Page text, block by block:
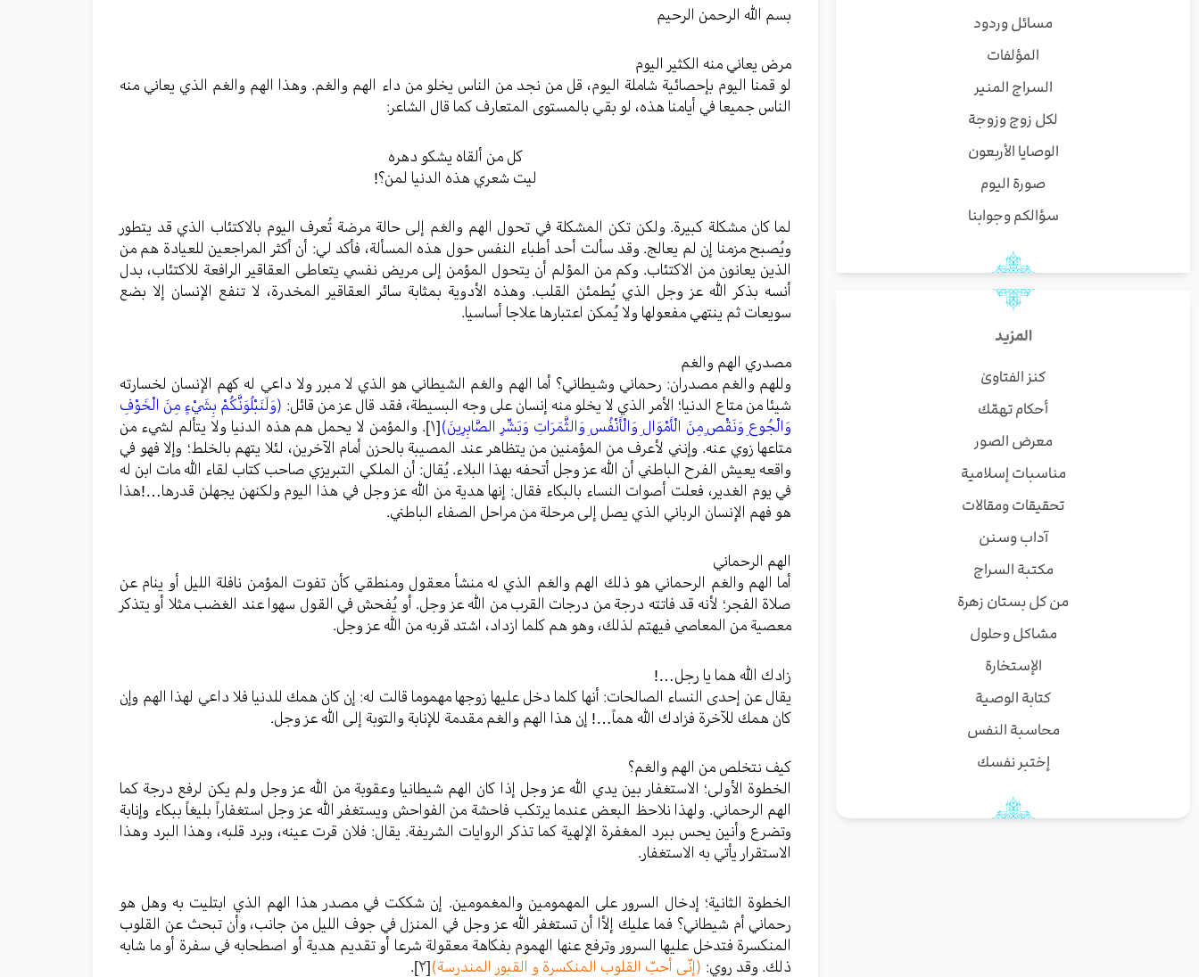
مسائل وردود
المؤلفات
السراج المنير
لكل زوج وزوجة
الوصايا الأربعون
صورة اليوم
سؤالكم وجوابنا
المزيد
كنز الفتاوىٰ
أحكام تهمّك
معرض الصور
مناسبات إسلامية
تحقيقات ومقالات
آداب وسنن
مكتبة السراج
من كل بستان زهرة
مشاكل وحلول
الإستخارة
كتابة الوصية
محاسبة النفس
إختبر نفسك
بسم الله الرحمن الرحيم
مرض يعاني منه الكثير اليوم
لو قمنا اليوم بإحصائية شاملة اليوم، قل من نجد من الناس يخلو من داء الهم والغم. وهذا الهم والغم الذي يعاني منه
الناس جميعا في أيامنا هذه، لو بقي بالمستوى المتعارف كما قال الشاعر:
كل من ألقاه يشكو دهره
ليت شعري هذه الدنيا لمن؟!
لما كان مشكلة كبيرة. ولكن تكن المشكلة في تحول الهم والغم إلى حالة مرضة تُعرف اليوم بالاكتئاب الذي قد يتطور
ويُصبح مزمنا إن لم يعالج. وقد سألت أحد أطباء النفس حول هذه المسألة، فأكد لي: أن أكثر المراجعين للعيادة هم من
الذين يعانون من الاكتئاب. وكم من المؤلم أن يتحول المؤمن إلى مريض نفسي يتعاطى العقاقير الرافعة للاكتئاب، بدل
أنسه بذكر الله عز وجل الذي يُطمئن القلب. وهذه الأدوية بمثابة سائر العقاقير المخدرة، لا تنفع الإنسان إلا بضع
سويعات ثم ينتهي مفعولها ولا يُمكن اعتبارها علاجا أساسيا.
مصدري الهم والغم
وللهم والغم مصدران: رحماني وشيطاني؟ أما الهم والغم الشيطاني هو الذي لا مبرر ولا داعي له كهم الإنسان لخسارته
شيئا من متاع الدنيا؛ الأمر الذي لا يخلو منه إنسان على وجه البسيطة، فقد قال عز من قائل: (وَلَنَبْلُوَنَّكُمْ بِشَيْءٍ مِنَ الْخَوْفِ
وَالْجُوعِ وَنَقْصٍ مِنَ الْأَمْوَالِ وَالْأَنْفُسِ وَالثَّمَرَاتِ وَبَشِّرِ الصَّابِرِينَ)[١] . والمؤمن لا يحمل هم هذه الدنيا ولا يتألم لشيء من
متاعها زوي عنه. وإنني لأعرف من المؤمنين من يتظاهر عند المصيبة بالحزن أمام الآخرين، لئلا يتهم بالخلط؛ وإلا فهو في
واقعه يعيش الفرح الباطني أن الله عز وجل أتحفه بهذا البلاء. يُقال: أن الملكي التبريزي صاحب كتاب لقاء الله مات ابن له
في يوم الغدير، فعلت أصوات النساء بالبكاء فقال: إنها هدية من الله عز وجل في هذا اليوم ولكنهن يجهلن قدرها…!هذا
هو فهم الإنسان الرباني الذي يصل إلى مرحلة من مراحل الصفاء الباطني.
الهم الرحماني
أما الهم والغم الرحماني هو ذلك الهم والغم الذي له منشأ معقول ومنطقي كأن تفوت المؤمن نافلة الليل أو ينام عن
صلاة الفجر؛ لأنه قد فاتته درجة من درجات القرب من الله عز وجل. أو يُفحش في القول سهوا عند الغضب مثلا أو يتذكر
معصية من المعاصي فيهتم لذلك، وهو هم كلما ازداد، اشتد قربه من الله عز وجل.
زادك الله هما يا رجل…!
يقال عن إحدى النساء الصالحات: أنها كلما دخل عليها زوجها مهموما قالت له: إن كان همك للدنيا فلا داعي لهذا الهم وإن
كان همك للآخرة فزادك الله هماً…! إن هذا الهم والغم مقدمة للإنابة والتوبة إلى الله عز وجل.
كيف نتخلص من الهم والغم؟
الخطوة الأولى؛ الاستغفار بين يدي الله عز وجل إذا كان الهم شيطانيا وعقوبة من الله عز وجل ولم يكن لرفع درجة كما
الهم الرحماني. ولهذا نلاحظ البعض عندما يرتكب فاحشة من الفواحش ويستغفر الله عز وجل استغفاراً بليغاً ببكاء وإنابة
وتضرع وأنين يحس ببرد المغفرة الإلهية كما تذكر الروايات الشريفة. يقال: فلان قرت عينه، وبرد قلبه، وهذا البرد وهذا
الاستقرار يأتي به الاستغفار.
الخطوة الثانية؛ إدخال السرور على المهمومين والمغمومين. إن شككت في مصدر هذا الهم الذي ابتليت به وهل هو
رحماني أم شيطاني؟ فما عليك إلأا أن تستغفر الله عز وجل في المنزل في جوف الليل من جانب، وأن تبحث عن القلوب
المنكسرة فتدخل عليها السرور وترفع عنها الهموم بفكاهة معقولة شرعا أو تقديم هدية أو اصطحابه في سفرة أو ما شابه
ذلك. وقد روي: (إنّی أحبّ القلوب المنکسرة و القبور المندرسة)[٢] .